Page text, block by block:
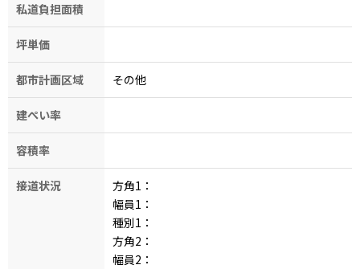
私道負担面積
坪単価
都市計画区域 その他
建ぺい率
容積率
接道状況
方角1：
幅員1：
種別1：
方角2：
幅員2：